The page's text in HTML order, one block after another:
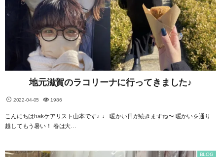
地元滋賀のラコリーナに行ってきました♪
2022-04-05 1986
こんにちはhakケアリスト山本です♩♩ 暖かい日が続きますね〜 暖かいを通り
越してもう暑い！ 春は大…
BLOG